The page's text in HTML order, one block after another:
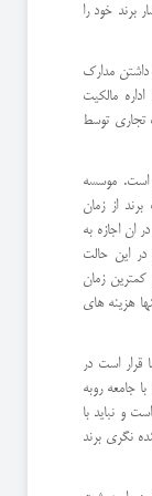
برند خود را
داشتن مدارک
مالکیت
تجاری توسط
است. موسسه
از زمان
ان اجازه به
در این حالت
زمان
هزینه های
است در
جامعه روبه
و نباید با
نگری برند